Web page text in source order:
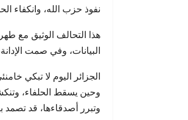
نفوذ حزب الله، وانكفاء
هذا التحالف الوثيق مع
البيانات، وفي صمت
الجزائر اليوم لا تبكي
وحين يسقط الحلفاء،
وتبرر أصدقاءها، قد تصمد